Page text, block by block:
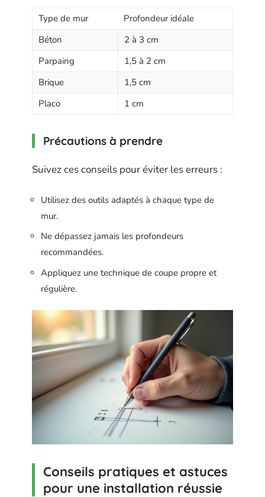
Type de mur
Profondeur idéale
Béton
2 à 3 cm
Parpaing
1,5 à 2 cm
Brique
1,5 cm
Placo
1 cm
Précautions à prendre
Suivez ces conseils pour éviter les erreurs :
Utilisez des outils adaptés à chaque type de
mur.
Ne dépassez jamais les profondeurs
recommandées.
Appliquez une technique de coupe propre et
régulière.
Conseils pratiques et astuces
pour une installation réussie